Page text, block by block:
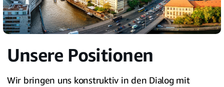
Unsere Positionen
Wir bringen uns konstruktiv in den Dialog mit